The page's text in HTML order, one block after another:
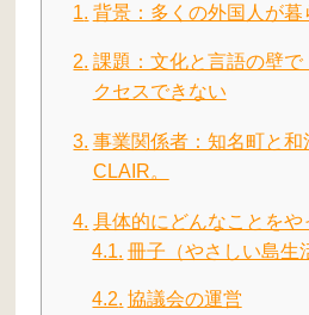
背景：多くの外国人が暮
課題：文化と言語の壁
クセスできない
事業関係者：知名町と和
CLAIR。
具体的にどんなことをや
冊子（やさしい島生
協議会の運営